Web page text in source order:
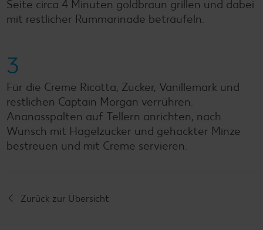
Seite circa 4 Minuten goldbraun grillen und dabei
mit restlicher Rummarinade beträufeln.
3
Für die Creme Ricotta, Zucker, Vanillemark und
restlichen Captain Morgan verrühren.
Ananasspalten auf Tellern anrichten, nach
Wunsch mit Hagelzucker und gehackter Minze
bestreuen und mit Creme servieren.
Zurück zur Übersicht